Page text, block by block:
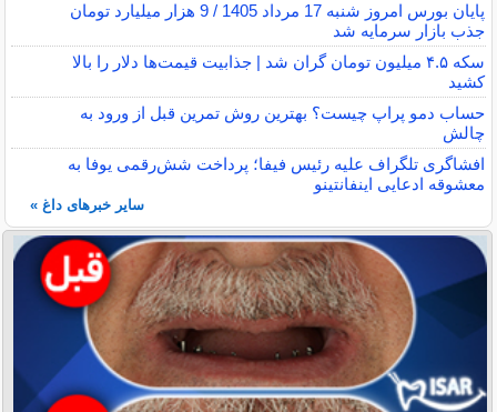
پایان بورس امروز شنبه 17 مرداد 1405 / 9 هزار میلیارد تومان
جذب بازار سرمایه شد
سکه ۴.۵ میلیون تومان گران شد | جذابیت قیمت‌ها دلار را بالا
کشید
حساب دمو پراپ چیست؟ بهترین روش تمرین قبل از ورود به
چالش
افشاگری تلگراف علیه رئیس فیفا؛ پرداخت شش‌رقمی یوفا به
معشوقه ادعایی اینفانتینو
سایر خبرهای داغ »